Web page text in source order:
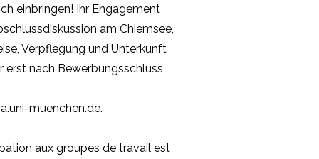
einbringen! Ihr Engagement
am Chiemsee,
Verpflegung und Unterkunft
erst nach Bewerbungsschluss
muenchen.de.
aux groupes de travail est